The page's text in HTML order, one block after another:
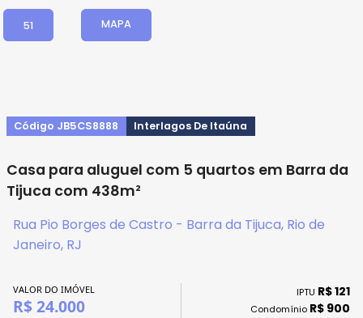
51 MAPA
Código JB5CS8888 Interlagos De Itaúna
Casa para aluguel com 5 quartos em Barra da
Tijuca com 438m²
Rua Pio Borges de Castro - Barra da Tijuca, Rio de
Janeiro, RJ
VALOR DO IMÓVEL
R$ 24.000
IPTU R$ 121
Condomínio R$ 900